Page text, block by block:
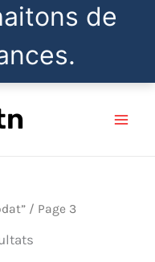
de
/ Page 3